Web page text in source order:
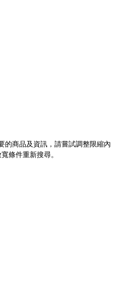
的商品及資訊，請嘗試調整限縮內
條件重新搜尋。